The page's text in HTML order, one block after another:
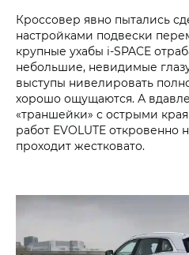
Кроссовер явно пытались
настройками подвески
крупные ухабы i‑SPACE
небольшие, невидимые
выступы нивелировать
хорошо ощущаются. А
«траншейки» с острыми
работ EVOLUTE откровенно
проходит жестковато.